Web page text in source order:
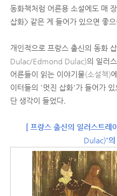
동화책처럼 어른용 소설에도 매
삽화> 같은 게 들어가 있으면 좋으
개인적으로 프랑스 출신의 동화
Dulac/Edmond Dulac)의 일러
어른들이 읽는 이야기물(소설책)
이터들의 '멋진 삽화'가 들어가
단 생각이 들었다.
[ 프랑스 출신의 일러스트레
Dulac)'의